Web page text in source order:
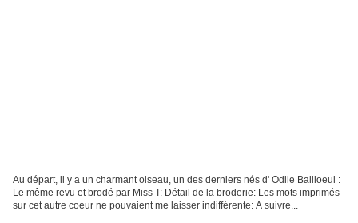
Au départ, il y a un charmant oiseau, un des derniers nés d' Odile Bailloeul :
Le même revu et brodé par Miss T: Détail de la broderie: Les mots imprimés
sur cet autre coeur ne pouvaient me laisser indifférente: A suivre...